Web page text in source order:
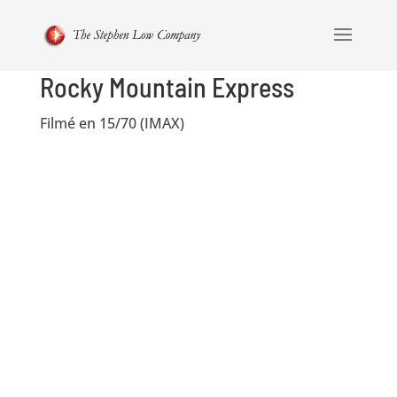
Rocky Mountain Express
Filmé en 15/70 (IMAX)